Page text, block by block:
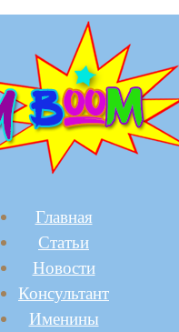
Главная
Статьи
Новости
Консультант
Именины